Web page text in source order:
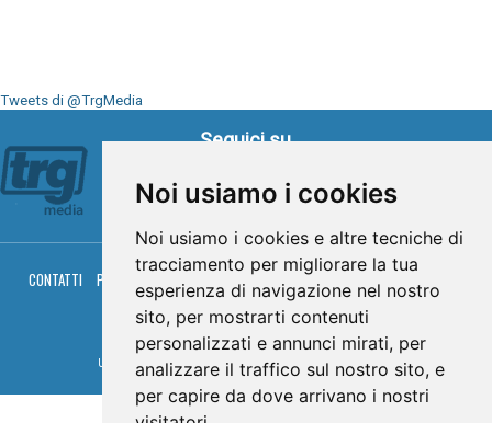
Noi usiamo i cookies
Noi usiamo i cookies e altre tecniche di
tracciamento per migliorare la tua
esperienza di navigazione nel nostro
sito, per mostrarti contenuti
personalizzati e annunci mirati, per
analizzare il traffico sul nostro sito, e
per capire da dove arrivano i nostri
Tweets di @TrgMedia
Seguici su
CONTATTI PRIVACY COOKIES PALINSESTO DIRETTA TV
DIRETTA RADIO
RGM HITRADIO
© TRG Media 2005-2026
Umbria Televisioni s.r.l. - P.I.00496230541 - www.trgmedia.it - Powered by